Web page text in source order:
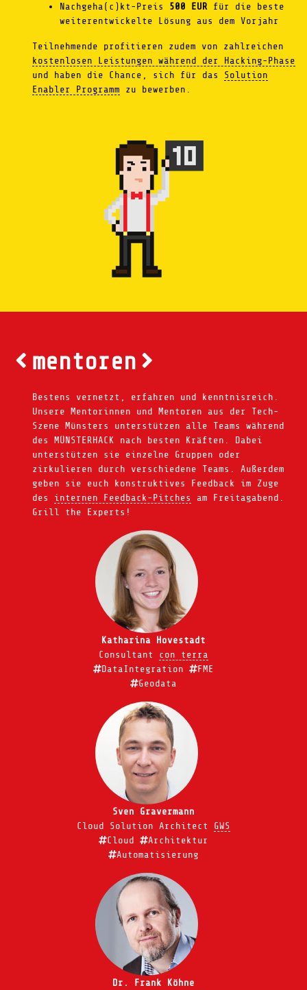
Nachgeha(c)kt-Preis 500 EUR für die beste
weiterentwickelte Lösung aus dem Vorjahr
Teilnehmende profitieren zudem von zahlreichen
kostenlosen Leistungen während der Hacking-Phase
und haben die Chance, sich für das Solution
Enabler Programm zu bewerben.
mentoren
Bestens vernetzt, erfahren und kenntnisreich.
Unsere Mentorinnen und Mentoren aus der Tech-
Szene Münsters unterstützen alle Teams während
des MÜNSTERHACK nach besten Kräften. Dabei
unterstützen sie einzelne Gruppen oder
zirkulieren durch verschiedene Teams. Außerdem
geben sie euch konstruktives Feedback im Zuge
des internen Feedback-Pitches
am Freitagabend.
Grill the Experts!
Katharina Hovestadt
Consultant con terra
DataIntegration
FME
Geodata
Sven Gravermann
Cloud Solution Architect GWS
Cloud
Architektur
Automatisierung
Dr. Frank Köhne